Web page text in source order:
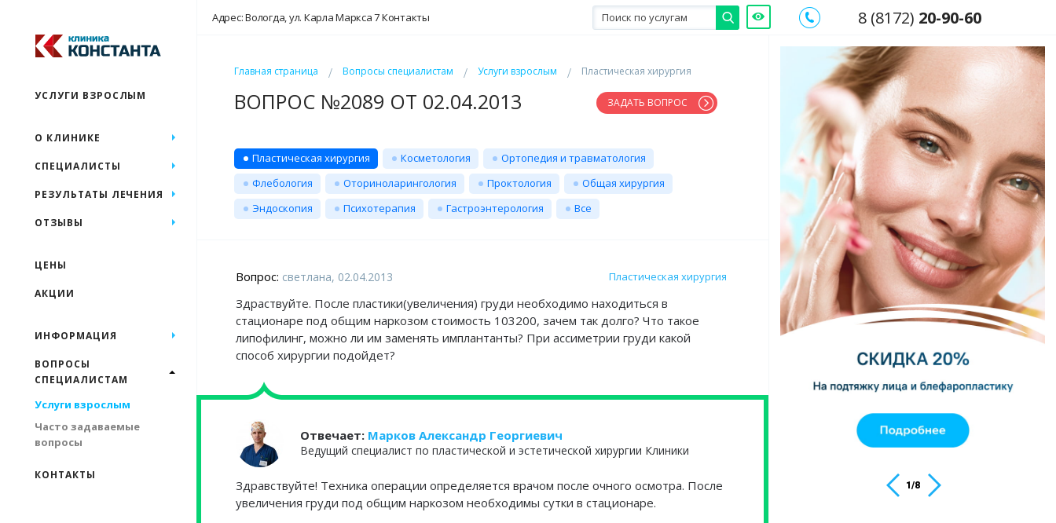
Адрес: Вологда, ул. Карла Маркса 7Контакты 8 (8172) 20-90-60
Главная страница Вопросы специалистам Услуги взрослым Пластическая хирургия
ВОПРОС №2089 ОТ 02.04.2013 ЗАДАТЬ ВОПРОС
Пластическая хирургия Косметология
Ортопедия и травматология
Флебология
Оториноларингология Проктология
Общая хирургия
Эндоскопия
Психотерапия Гастроэнтерология Все
Вопрос: светлана, 02.04.2013 Пластическая хирургия
Здраствуйте. После пластики(увеличения) груди необходимо находиться в
стационаре под общим наркозом стоимость 103200, зачем так долго? Что такое
липофилинг, можно ли им заменять имплантанты? При ассиметрии груди какой
способ хирургии подойдет?
Отвечает: Марков Александр Георгиевич
Ведущий специалист по пластической и эстетической хирургии Клиники
Здравствуйте! Техника операции определяется врачом после очного осмотра. После
увеличения груди под общим наркозом необходимы сутки в стационаре.
1/8
УСЛУГИ ВЗРОСЛЫМ
О КЛИНИКЕ
СПЕЦИАЛИСТЫ
РЕЗУЛЬТАТЫ ЛЕЧЕНИЯ
ОТЗЫВЫ
ЦЕНЫ
АКЦИИ
ИНФОРМАЦИЯ
ВОПРОСЫ
СПЕЦИАЛИСТАМ
Услуги взрослым
Часто задаваемые
вопросы
КОНТАКТЫ